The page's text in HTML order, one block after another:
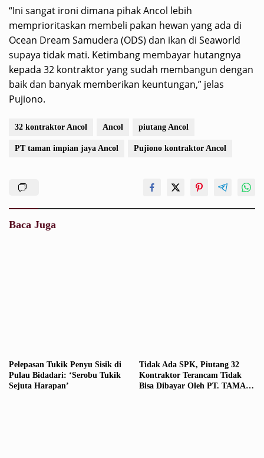
“Ini sangat ironi dimana pihak Ancol lebih
memprioritaskan membeli pakan hewan yang ada di
Ocean Dream Samudera (ODS) dan ikan di Seaworld
supaya tidak mati. Ketimbang membayar hutangnya
kepada 32 kontraktor yang sudah membangun dengan
baik dan banyak memberikan keuntungan,” jelas
Pujiono.
32 kontraktor Ancol Ancol piutang Ancol
PT taman impian jaya Ancol Pujiono kontraktor Ancol
Baca Juga
Pelepasan Tukik Penyu Sisik di
Pulau Bidadari: ‘Serobu Tukik
Sejuta Harapan’
Tidak Ada SPK, Piutang 32
Kontraktor Terancam Tidak
Bisa Dibayar Oleh PT. TAMAN